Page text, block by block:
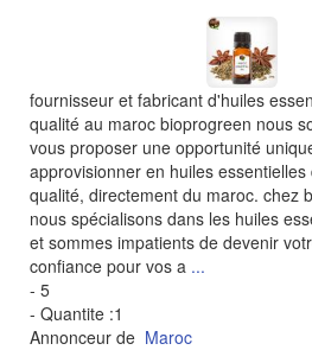
fournisseur et fabricant d'huiles
qualité au maroc bioprogreen nous
vous proposer une opportunité
approvisionner en huiles
qualité, directement du maroc. chez
nous spécialisons dans les huiles
et sommes impatients de devenir
confiance pour vos a ...
- 5
- Quantite :1
Annonceur de Maroc